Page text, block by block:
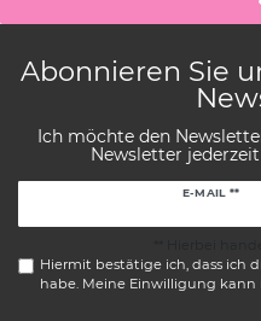
Abonnieren Sie
Ich möchte den
Newsletter
E-MAIL **
Hiermit bestätige ich, dass ich
habe. Meine Einwilligung kann